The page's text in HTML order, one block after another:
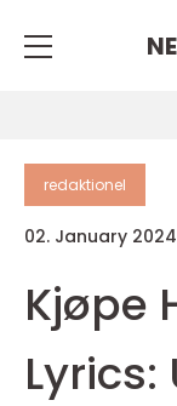
redaktionel
02. January 2024
Kjøpe